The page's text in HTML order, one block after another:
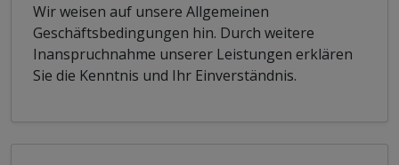
Wir weisen auf unsere Allgemeinen
Geschäftsbedingungen hin. Durch weitere
Inanspruchnahme unserer Leistungen erklären
Sie die Kenntnis und Ihr Einverständnis.